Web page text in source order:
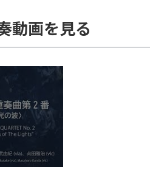
動画を見る